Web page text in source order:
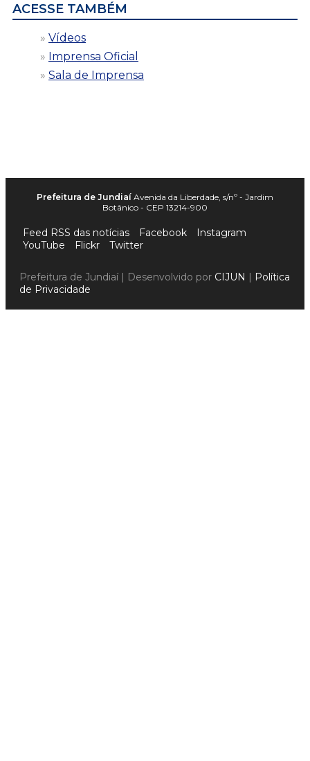
ACESSE TAMBÉM
Vídeos
Imprensa Oficial
Sala de Imprensa
Prefeitura de Jundiaí Avenida da Liberdade, s/nº - Jardim
Botânico - CEP 13214-900
Feed RSS das notícias Facebook
Instagram
YouTube
Flickr Twitter
Prefeitura de Jundiaí | Desenvolvido por CIJUN | Política
de Privacidade